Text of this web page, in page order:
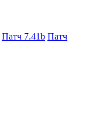
Патч 7.41b Патч